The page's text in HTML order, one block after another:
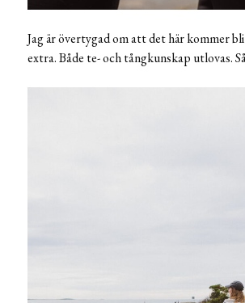
Jag är övertygad om att det här kommer
extra. Både te- och tångkunskap utlovas.